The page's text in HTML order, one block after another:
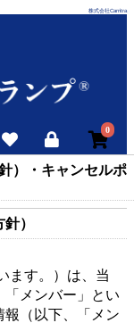
株式会社Carritra
0
）・キャンセルポ
）
ます。）は、当
メンバー」とい
報（以下、「メン